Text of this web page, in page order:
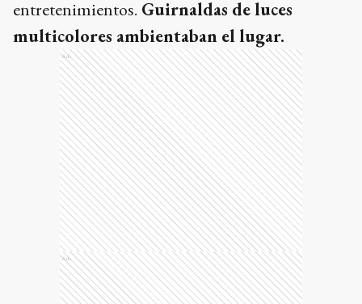
entretenimientos. Guirnaldas de luces
multicolores ambientaban el lugar.
Ads
Ads